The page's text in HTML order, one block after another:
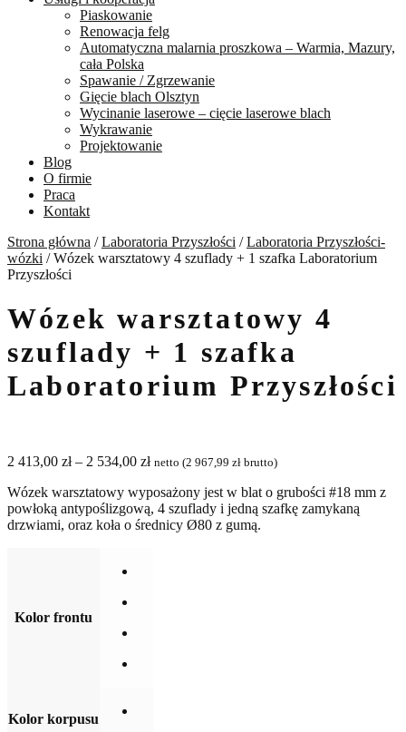
Piaskowanie
Renowacja felg
Automatyczna malarnia proszkowa – Warmia, Mazury,
cała Polska
Spawanie / Zgrzewanie
Gięcie blach Olsztyn
Wycinanie laserowe – cięcie laserowe blach
Wykrawanie
Projektowanie
Blog
O firmie
Praca
Kontakt
Strona główna /Laboratoria Przyszłości /Laboratoria Przyszłości-
wózki /Wózek warsztatowy 4 szuflady + 1 szafka Laboratorium
Przyszłości
Wózek warsztatowy 4
szuflady + 1 szafka
Laboratorium Przyszłości
2 413,00 zł – 2 534,00 złZakres
od
2 413,00 zł
do
netto (2 967,99 zł brutto)
Wózek warsztatowy wyposażony jest w blat o grubości #18 mm z
powłoką antypoślizgową, 4 szuflady i jedną szafkę zamykaną
drzwiami, oraz koła o średnicy Ø80 z gumą.
Kolor frontu
Kolor korpusu